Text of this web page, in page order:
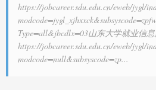
https://jobcareer.sdu.edu.cn/eweb/jygl/
Type=all&jbcdlx=03山东大学就业信
https://jobcareer.sdu.edu.cn/eweb/jygl/
modcode=null&subsyscode=zp...